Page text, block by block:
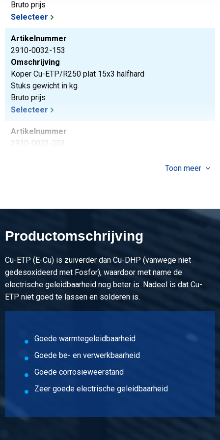
Bruto prijs
Selecteer
Artikelnummer
2910-0032-153
Omschrijving
Koper Cu-ETP/R250 plat 15x3 halfhard
Stuks gewicht in kg
Bruto prijs
Selecteer
Artikelnummer
2910-0032-203
2910-0032-253
Koper Cu-ETP/R250 plat 25x3 halfhard
Stuks gewicht in kg
Bruto prijs
Selecteer
Omschrijving
Koper Cu-ETP/R250 plat 15x4 halfhard
Bruto prijs
Selecteer
Toon meer
Productomschrijving
Cu-ETP (E-Cu) is zuiverder dan Cu-DHP (vanwege niet
gedesoxideerd met Fosfor), waardoor met name de
electrische geleidbaarheid nog beter is. Nadeel is dat Cu-
ETP niet goed te lassen en solderen is.
Goede warmtegeleidbaarheid
Goede be- en verwerkbaarheid
Goede corrosieweerstand
Zeer goede electrische geleidbaarheid